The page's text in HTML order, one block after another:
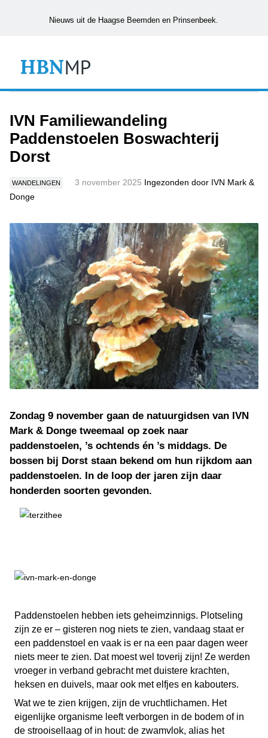
Nieuws uit de Haagse Beemden en Prinsenbeek.
IVN Familiewandeling
Paddenstoelen Boswachterij
Dorst
WANDELINGEN 3 november 2025 Ingezonden door IVN Mark &
Donge
Zondag 9 november gaan de natuurgidsen van IVN
Mark & Donge tweemaal op zoek naar
paddenstoelen, ’s ochtends én ’s middags. De
bossen bij Dorst staan bekend om hun rijkdom aan
paddenstoelen. In de loop der jaren zijn daar
honderden soorten gevonden.
Paddenstoelen hebben iets geheimzinnigs. Plotseling
zijn ze er – gisteren nog niets te zien, vandaag staat er
een paddenstoel en vaak is er na een paar dagen weer
niets meer te zien. Dat moest wel toverij zijn! Ze werden
vroeger in verband gebracht met duistere krachten,
heksen en duivels, maar ook met elfjes en kabouters.
Wat we te zien krijgen, zijn de vruchtlichamen. Het
eigenlijke organisme leeft verborgen in de bodem of in
de strooisellaag of in hout: de zwamvlok, alias het